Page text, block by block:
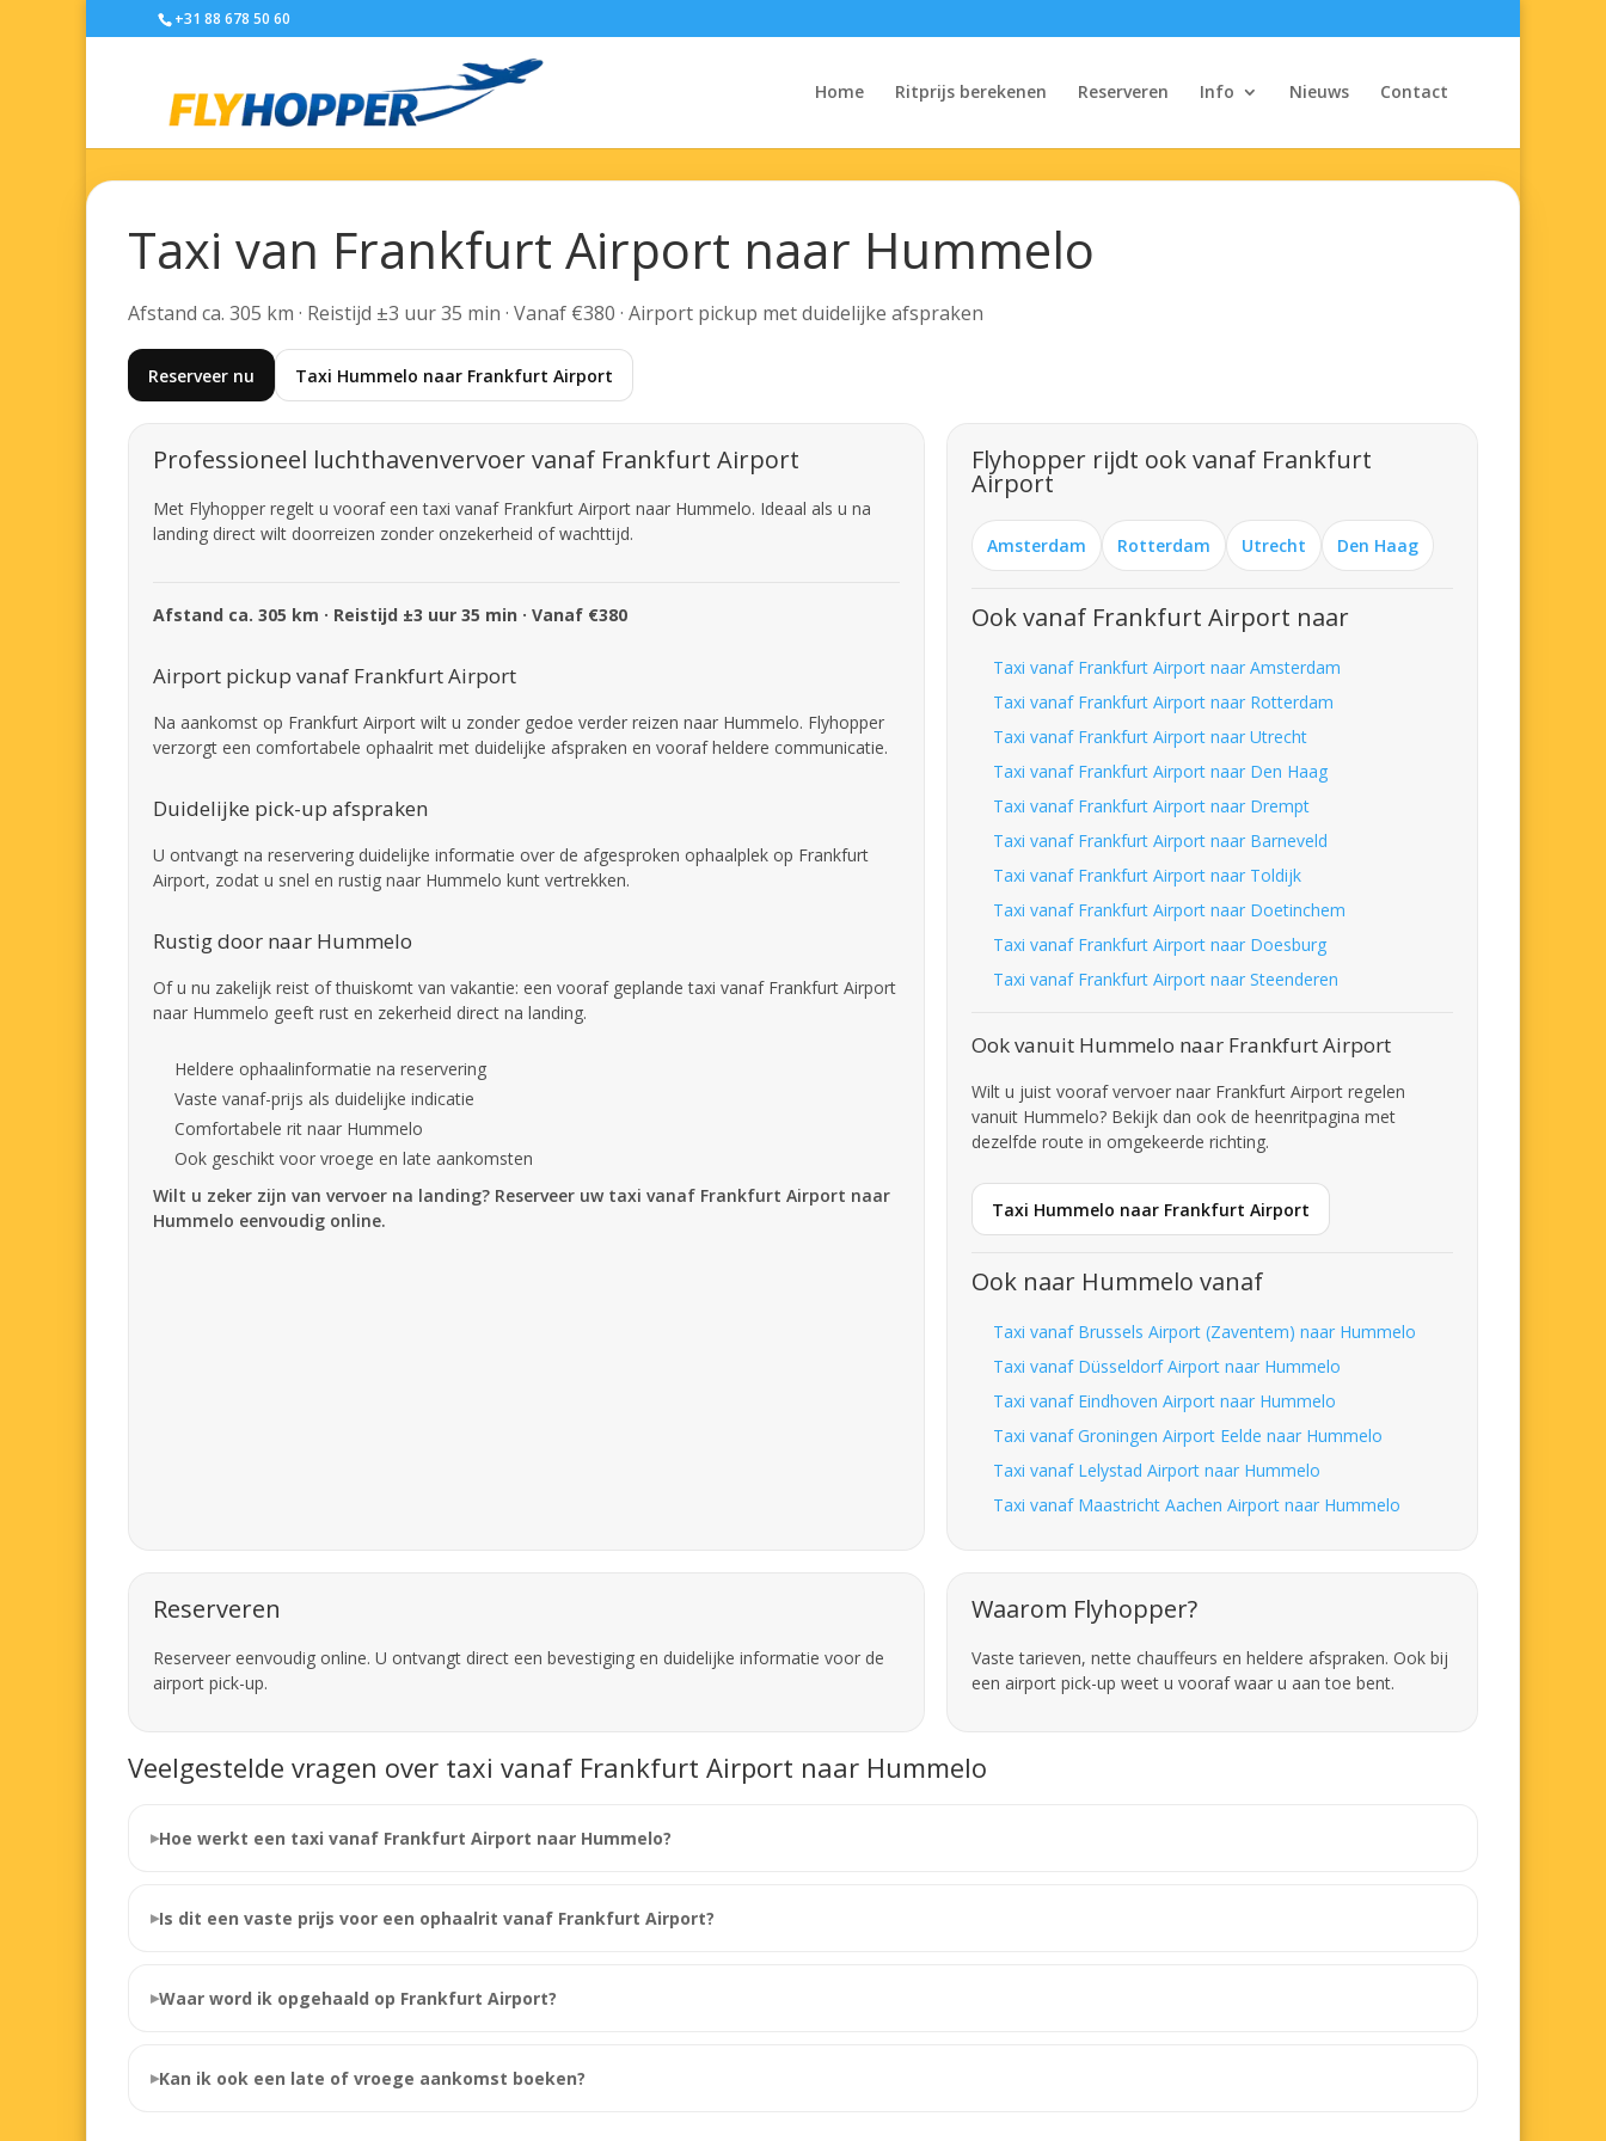
+31 88 678 50 60
Home Ritprijs berekenen Reserveren Info Nieuws Contact
Taxi van Frankfurt Airport naar Hummelo
Afstand ca. 305 km · Reistijd ±3 uur 35 min · Vanaf €380 · Airport pickup met duidelijke afspraken
Reserveer nu Taxi Hummelo naar Frankfurt Airport
Professioneel luchthavenvervoer vanaf Frankfurt Airport
Met Flyhopper regelt u vooraf een taxi vanaf Frankfurt Airport naar Hummelo. Ideaal als u na
landing direct wilt doorreizen zonder onzekerheid of wachttijd.
Afstand ca. 305 km · Reistijd ±3 uur 35 min · Vanaf €380
Airport pickup vanaf Frankfurt Airport
Na aankomst op Frankfurt Airport wilt u zonder gedoe verder reizen naar Hummelo. Flyhopper
verzorgt een comfortabele ophaalrit met duidelijke afspraken en vooraf heldere communicatie.
Duidelijke pick-up afspraken
U ontvangt na reservering duidelijke informatie over de afgesproken ophaalplek op Frankfurt
Airport, zodat u snel en rustig naar Hummelo kunt vertrekken.
Rustig door naar Hummelo
Of u nu zakelijk reist of thuiskomt van vakantie: een vooraf geplande taxi vanaf Frankfurt Airport
naar Hummelo geeft rust en zekerheid direct na landing.
Heldere ophaalinformatie na reservering
Vaste vanaf-prijs als duidelijke indicatie
Comfortabele rit naar Hummelo
Ook geschikt voor vroege en late aankomsten
Wilt u zeker zijn van vervoer na landing? Reserveer uw taxi vanaf Frankfurt Airport naar
Hummelo eenvoudig online.
Flyhopper rijdt ook vanaf Frankfurt
Airport
Amsterdam Rotterdam Utrecht Den Haag
Ook vanaf Frankfurt Airport naar
Taxi vanaf Frankfurt Airport naar Amsterdam
Taxi vanaf Frankfurt Airport naar Rotterdam
Taxi vanaf Frankfurt Airport naar Utrecht
Taxi vanaf Frankfurt Airport naar Den Haag
Taxi vanaf Frankfurt Airport naar Drempt
Taxi vanaf Frankfurt Airport naar Barneveld
Taxi vanaf Frankfurt Airport naar Toldijk
Taxi vanaf Frankfurt Airport naar Doetinchem
Taxi vanaf Frankfurt Airport naar Doesburg
Taxi vanaf Frankfurt Airport naar Steenderen
Ook vanuit Hummelo naar Frankfurt Airport
Wilt u juist vooraf vervoer naar Frankfurt Airport regelen
vanuit Hummelo? Bekijk dan ook de heenritpagina met
dezelfde route in omgekeerde richting.
Taxi Hummelo naar Frankfurt Airport
Ook naar Hummelo vanaf
Taxi vanaf Brussels Airport (Zaventem) naar Hummelo
Taxi vanaf Düsseldorf Airport naar Hummelo
Taxi vanaf Eindhoven Airport naar Hummelo
Taxi vanaf Groningen Airport Eelde naar Hummelo
Taxi vanaf Lelystad Airport naar Hummelo
Taxi vanaf Maastricht Aachen Airport naar Hummelo
Reserveren
Reserveer eenvoudig online. U ontvangt direct een bevestiging en duidelijke informatie voor de
airport pick-up.
Waarom Flyhopper?
Vaste tarieven, nette chauffeurs en heldere afspraken. Ook bij
een airport pick-up weet u vooraf waar u aan toe bent.
Veelgestelde vragen over taxi vanaf Frankfurt Airport naar Hummelo
Hoe werkt een taxi vanaf Frankfurt Airport naar Hummelo?
Is dit een vaste prijs voor een ophaalrit vanaf Frankfurt Airport?
Waar word ik opgehaald op Frankfurt Airport?
Kan ik ook een late of vroege aankomst boeken?